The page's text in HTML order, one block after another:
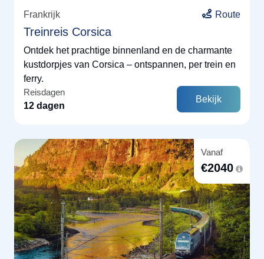
Frankrijk Route
Treinreis Corsica
Ontdek het prachtige binnenland en de charmante
kustdorpjes van Corsica – ontspannen, per trein en
ferry.
Reisdagen
12 dagen
Bekijk
Vanaf
€2040